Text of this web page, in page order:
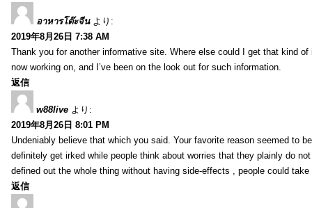
อาหารโต๊ะจีน より:
2019年8月26日 7:38 AM
Thank you for another informative site. Where else could I get that kind
now working on, and I’ve been on the look out for such information.
返信
w88live より:
2019年8月26日 8:01 PM
Undeniably believe that which you said. Your favorite reason seemed to
definitely get irked while people think about worries that they plainly do
defined out the whole thing without having side-effects , people could
返信